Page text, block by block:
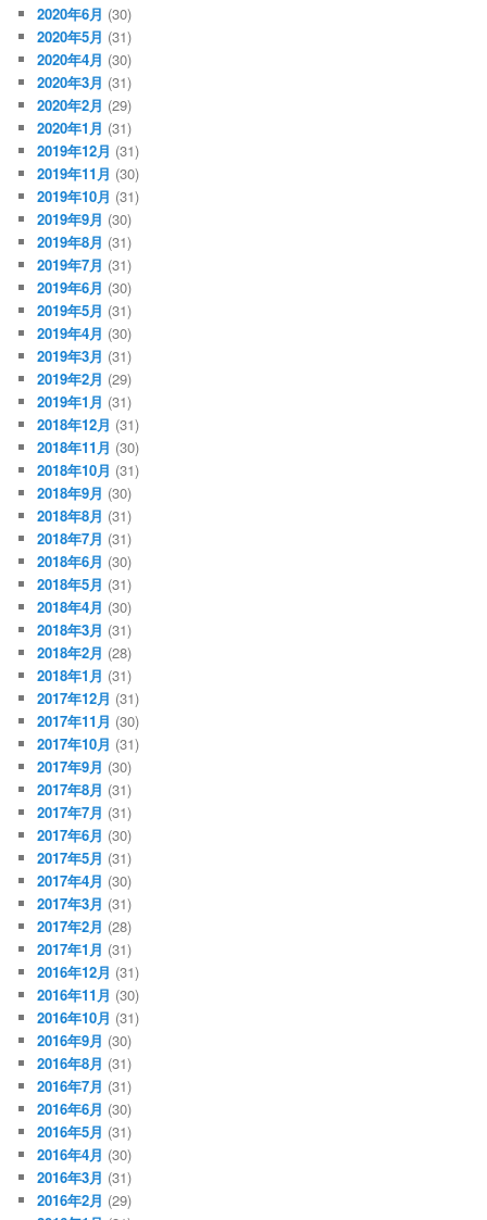
2020年6月 (30)
2020年5月 (31)
2020年4月 (30)
2020年3月 (31)
2020年2月 (29)
2020年1月 (31)
2019年12月 (31)
2019年11月 (30)
2019年10月 (31)
2019年9月 (30)
2019年8月 (31)
2019年7月 (31)
2019年6月 (30)
2019年5月 (31)
2019年4月 (30)
2019年3月 (31)
2019年2月 (29)
2019年1月 (31)
2018年12月 (31)
2018年11月 (30)
2018年10月 (31)
2018年9月 (30)
2018年8月 (31)
2018年7月 (31)
2018年6月 (30)
2018年5月 (31)
2018年4月 (30)
2018年3月 (31)
2018年2月 (28)
2018年1月 (31)
2017年12月 (31)
2017年11月 (30)
2017年10月 (31)
2017年9月 (30)
2017年8月 (31)
2017年7月 (31)
2017年6月 (30)
2017年5月 (31)
2017年4月 (30)
2017年3月 (31)
2017年2月 (28)
2017年1月 (31)
2016年12月 (31)
2016年11月 (30)
2016年10月 (31)
2016年9月 (30)
2016年8月 (31)
2016年7月 (31)
2016年6月 (30)
2016年5月 (31)
2016年4月 (30)
2016年3月 (31)
2016年2月 (29)